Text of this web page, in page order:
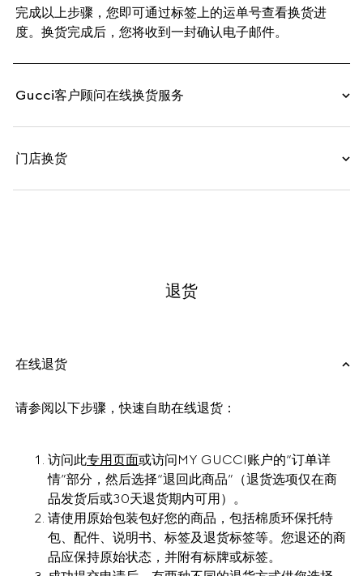
完成以上步骤，您即可通过标签上的运单号查看换货进
度。换货完成后，您将收到一封确认电子邮件。
Gucci客户顾问在线换货服务
门店换货
退货
在线退货
请参阅以下步骤，快速自助在线退货：
访问此专用页面或访问MY GUCCI账户的“订单详
情”部分，然后选择“退回此商品”（退货选项仅在商
品发货后或30天退货期内可用）。
请使用原始包装包好您的商品，包括棉质环保托特
包、配件、说明书、标签及退货标签等。您退还的商
品应保持原始状态，并附有标牌或标签。